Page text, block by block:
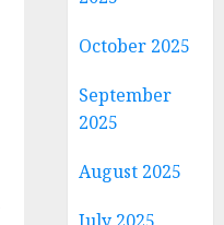
October 2025
September
2025
August 2025